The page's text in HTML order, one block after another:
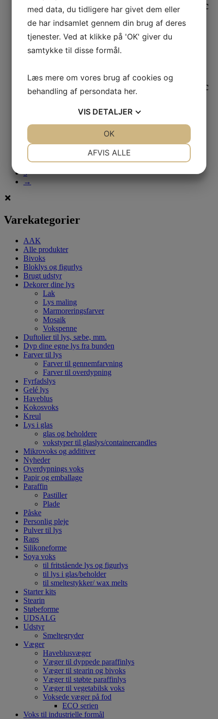
KREUL Akryl maling 20 ml Metallic
Petroleum 77282
25,00kr.
Læs mere
KREUL Akryl maling 20 ml Metallic
Rose Guld 77286
5
→
Varekategorier
AAK
Alle produkter
Bivoks
Bloklys og figurlys
Brugt udstyr
Dekorer dine lys
Lak
Lys maling
Marmoreringsfarver
Mosaik
Vokspenne
Duftolier til lys, sæbe, mm.
Dyp dine egne lys fra bunden
Farver til lys
Farver til gennemfarvning
Farver til overdypning
Fyrfadslys
Gelé lys
Haveblus
Kokosvoks
Kreul
Lys i glas
glas og beholdere
vokstyper til glaslys/containercandles
Mikrovoks og additiver
Nyheder
Overdypnings voks
Papir og emballage
Paraffin
Pastiller
Plade
Påske
Personlig pleje
Pulver til lys
Raps
Silikoneforme
Soya voks
til fritstående lys og figurlys
til lys i glas/beholder
til smeltestykker/ wax melts
Starter kits
Stearin
Støbeforme
UDSALG
Udstyr
Smeltegryder
Væger
Haveblusvæger
Væger til dyppede paraffinlys
Væger til stearin og bivoks
Væger til støbte paraffinlys
Væger til vegetabilsk voks
Voksede væger på fod
ECO serien
Voks til industrielle formål
med data, du tidligere har givet dem eller
de har indsamlet gennem din brug af deres
tjenester. Ved at klikke på 'OK' giver du
samtykke til disse formål.
Læs mere om vores brug af cookies og
behandling af persondata her.
VIS DETALJER
AFVIS ALLE
OK